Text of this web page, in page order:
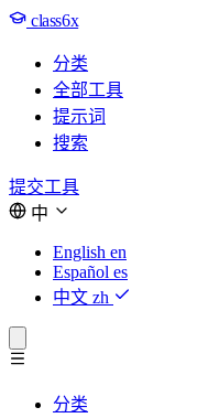
class6x
分类
全部工具
提示词
搜索
提交工具
中
English en
Español es
中文 zh
分类